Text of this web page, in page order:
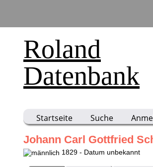
Roland
Datenbank
Startseite Suche
Johann Carl Gottfried
1829 - Datum unbekannt